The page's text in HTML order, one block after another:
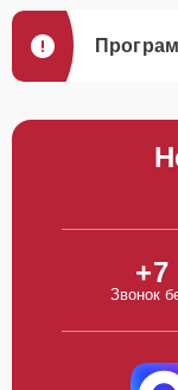
+7
Звонок